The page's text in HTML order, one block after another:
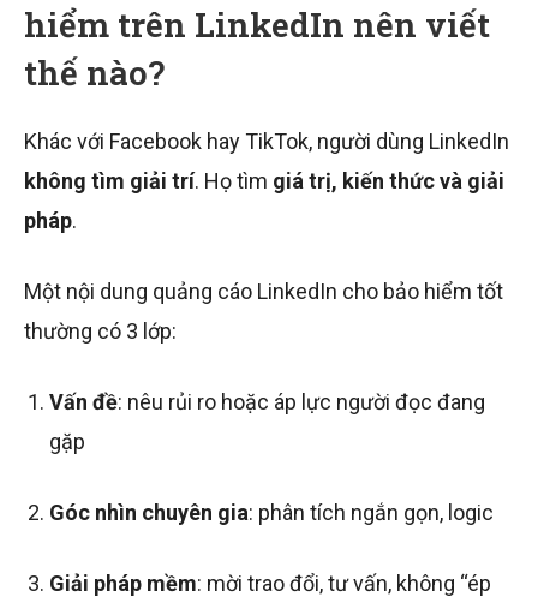
hiểm trên LinkedIn nên viết
thế nào?
Khác với Facebook hay TikTok, người dùng LinkedIn
không tìm giải trí. Họ tìm giá trị, kiến thức và giải
pháp.
Một nội dung quảng cáo LinkedIn cho bảo hiểm tốt
thường có 3 lớp:
Vấn đề: nêu rủi ro hoặc áp lực người đọc đang
gặp
Góc nhìn chuyên gia: phân tích ngắn gọn, logic
Giải pháp mềm: mời trao đổi, tư vấn, không “ép